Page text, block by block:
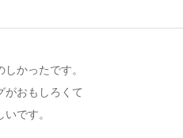
かったです。
がおもしろくて
です。